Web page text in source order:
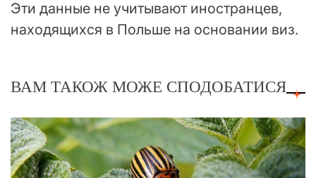
Эти данные не учитывают иностранцев,
находящихся в Польше на основании виз.
ВАМ ТАКОЖ МОЖЕ СПОДОБАТИСЯ